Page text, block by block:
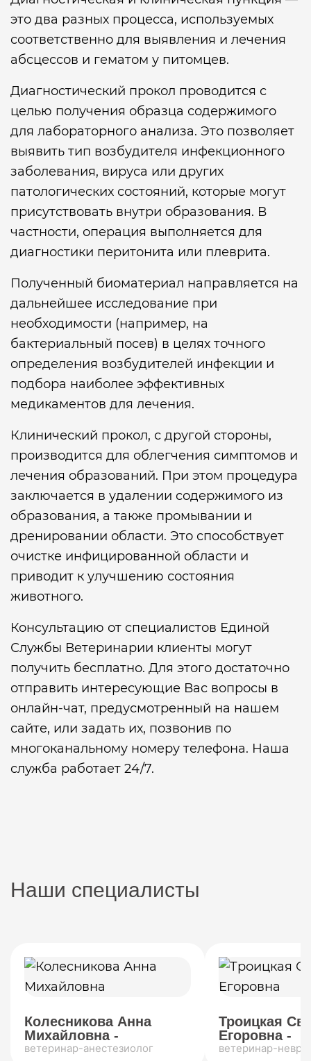
это два разных процесса, используемых
соответственно для выявления и лечения
абсцессов и гематом у питомцев.
Диагностический прокол проводится с
целью получения образца содержимого
для лабораторного анализа. Это позволяет
выявить тип возбудителя инфекционного
заболевания, вируса или других
патологических состояний, которые могут
присутствовать внутри образования. В
частности, операция выполняется для
диагностики перитонита или плеврита.
Полученный биоматериал направляется на
дальнейшее исследование при
необходимости (например, на
бактериальный посев) в целях точного
определения возбудителей инфекции и
подбора наиболее эффективных
медикаментов для лечения.
Клинический прокол, с другой стороны,
производится для облегчения симптомов и
лечения образований. При этом процедура
заключается в удалении содержимого из
образования, а также промывании и
дренировании области. Это способствует
очистке инфицированной области и
приводит к улучшению состояния
животного.
Консультацию от специалистов Единой
Службы Ветеринарии клиенты могут
получить бесплатно. Для этого достаточно
отправить интересующие Вас вопросы в
онлайн-чат, предусмотренный на нашем
сайте, или задать их, позвонив по
многоканальному номеру телефона. Наша
служба работает 24/7.
Наши специалисты
Колесникова Анна
Михайловна -
ветеринар-анестезиолог
Троицкая
Егоровна -
ветеринар-